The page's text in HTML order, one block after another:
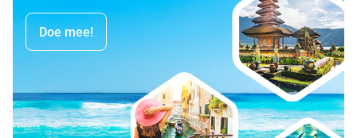
Doe mee!